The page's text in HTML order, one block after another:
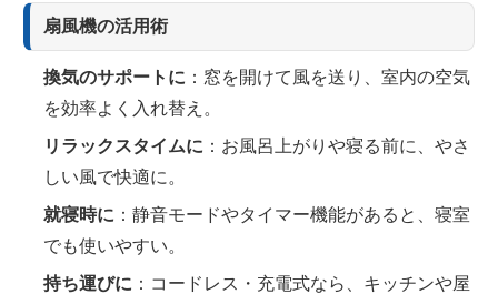
扇風機の活用術
換気のサポートに ：窓を開けて風を送り、室内の空気
を効率よく入れ替え。
リラックスタイムに ：お風呂上がりや寝る前に、やさ
しい風で快適に。
就寝時に ：静音モードやタイマー機能があると、寝室
でも使いやすい。
持ち運びに ：コードレス・充電式なら、キッチンや屋